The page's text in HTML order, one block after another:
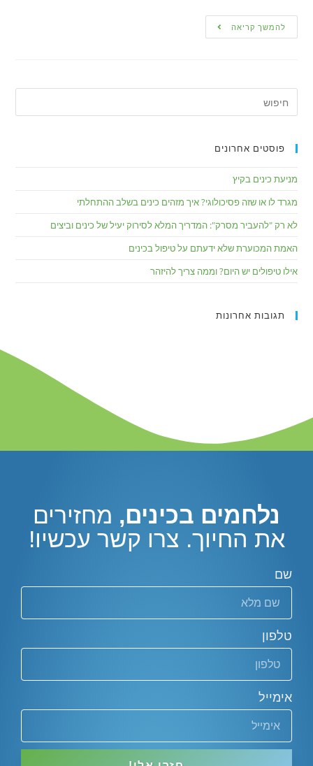
להמשך קריאה
פוסטים אחרונים
מניעת כינים בקיץ
מגרד לו או שזה פסיכולוגי? איך מזהים כינים בשלב ההתחלתי
לא רק "להעביר מסרק": המדריך המלא לסירוק יעיל של כינים וביצים
האמת המכוערת שלא ידעתם על טיפול בכינים
אילו טיפולים יש היום? וממה צריך להיזהר
תגובות אחרונות
נלחמים בכינים, מחזירים
את החיוך. צרו קשר עכשיו!
שם
טלפון
אימייל